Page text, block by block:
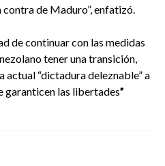
de Maduro”, enfatizó.
de continuar con las medidas
tener una transición,
actual “dictadura deleznable” a
garanticen las libertades”